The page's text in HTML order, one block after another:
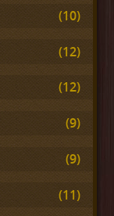
(10)
(12)
(12)
(9)
(9)
(11)